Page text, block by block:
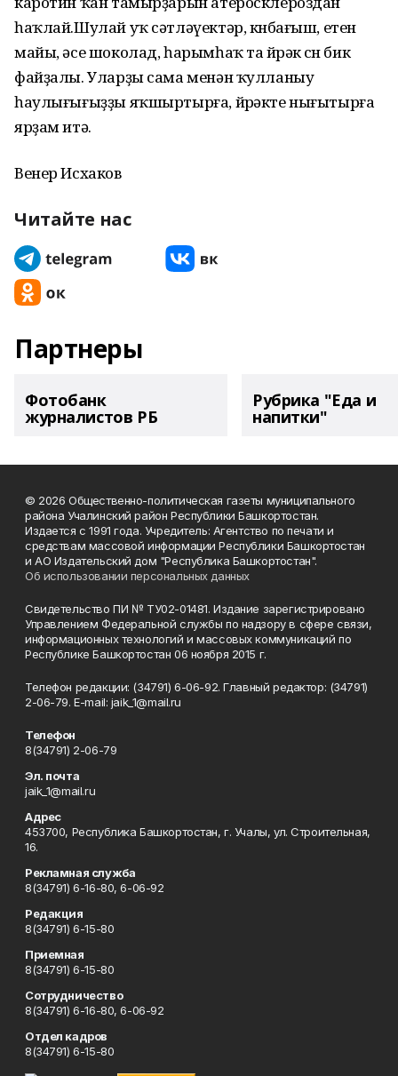
һаҡлай.Шулай уҡ сәтләүектәр, көнба­ғыш, етен
майы, әсе шоколад, һа­рымһаҡ та йөрәк өсөн бик
фай­ҙалы. Уларҙы сама менән ҡул­ланыу
һаулығығыҙҙы яҡшыртырға, йөрәкте нығытырға
ярҙам итә.
Венер Исхаков
Читайте нас
Партнеры
Фотобанк
журналистов РБ
Рубрика "Еда и
напитки"
© 2026 Общественно-политическая газеты муниципального
района Учалинский район Республики Башкортостан.
Издается с 1991 года. Учредитель: Агентство по печати и
средствам массовой информации Республики Башкортостан
и АО Издательский дом "Республика Башкортостан".
Об использовании персональных данных
Свидетельство ПИ № ТУ02-01481. Издание зарегистрировано
Управлением Федеральной службы по надзору в сфере связи,
информационных технологий и массовых коммуникаций по
Республике Башкортостан 06 ноября 2015 г.
Телефон редакции: (34791) 6-06-92. Главный редактор: (34791)
2-06-79. Е-mаil: jaik_1@mail.ru
Телефон
8(34791) 2-06-79
Эл. почта
jaik_1@mail.ru
Адрес
453700, Республика Башкортостан, г. Учалы, ул. Строительная,
16.
Рекламная служба
8(34791) 6-16-80, 6-06-92
Редакция
8(34791) 6-15-80
Приемная
8(34791) 6-15-80
Сотрудничество
8(34791) 6-16-80, 6-06-92
Отдел кадров
8(34791) 6-15-80